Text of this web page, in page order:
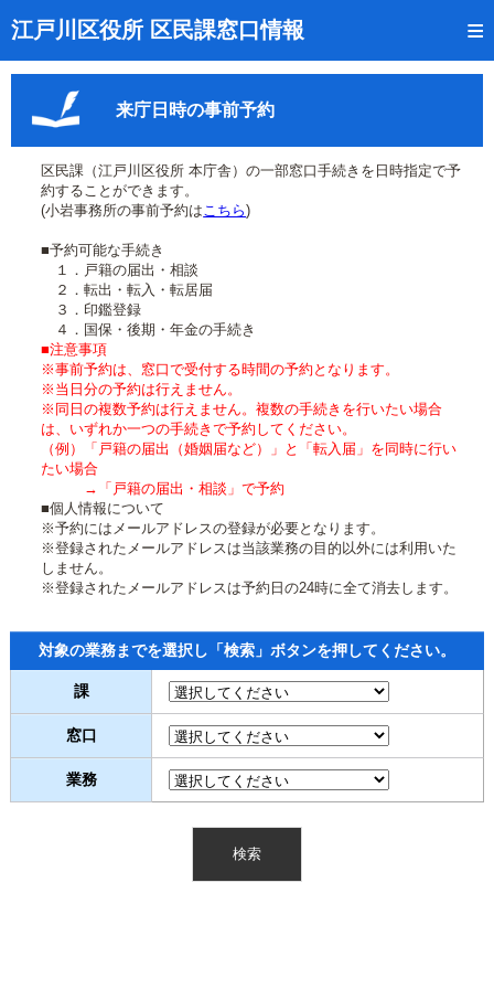
江戸川区役所 区民課窓口情報
トップページ
受付番号の呼出状況確認
証明書の交付状況確認
呼出状況のメール通知登録
来庁日時の事前予約
事前予約の確認・取消
混雑予想カレンダー
本サイトのご利用案内
来庁日時の事前予約
区民課（江戸川区役所 本庁舎）の一部窓口手続きを日時指定で予
約することができます。
(小岩事務所の事前予約はこちら)
■予約可能な手続き
１．戸籍の届出・相談
２．転出・転入・転居届
３．印鑑登録
４．国保・後期・年金の手続き
■注意事項
※事前予約は、窓口で受付する時間の予約となります。
※当日分の予約は行えません。
※同日の複数予約は行えません。複数の手続きを行いたい場合
は、いずれか一つの手続きで予約してください。
（例）「戸籍の届出（婚姻届など）」と「転入届」を同時に行い
たい場合
→「戸籍の届出・相談」で予約
■個人情報について
※予約にはメールアドレスの登録が必要となります。
※登録されたメールアドレスは当該業務の目的以外には利用いた
しません。
※登録されたメールアドレスは予約日の24時に全て消去します。
対象の業務までを選択し「検索」ボタンを押してください。
課
窓口
業務